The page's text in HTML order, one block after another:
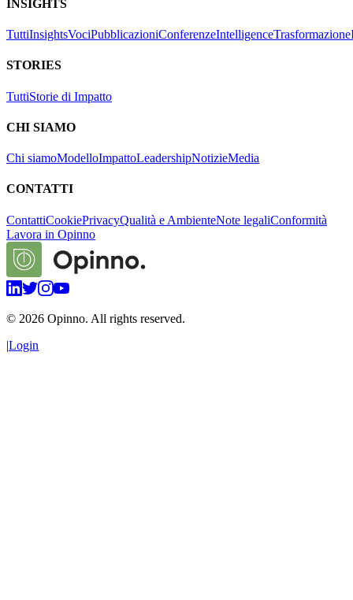
INSIGHTS
TuttiInsightsVociPubblicazioniConferenzeIntelligenceTrasformazione
STORIES
TuttiStorie di Impatto
CHI SIAMO
Chi siamoModelloImpattoLeadershipNotizieMedia
CONTATTI
ContattiCookiePrivacyQualità e AmbienteNote legaliConformità
Lavora in Opinno
© 2026 Opinno. All rights reserved.
|Login